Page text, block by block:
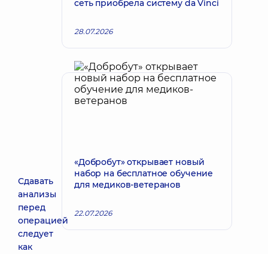
Сдавать
анализы
перед
операцией
следует
как
сеть приобрела систему da Vinci
28.07.2026
«Добробут» открывает новый
набор на бесплатное обучение
для медиков-ветеранов
22.07.2026